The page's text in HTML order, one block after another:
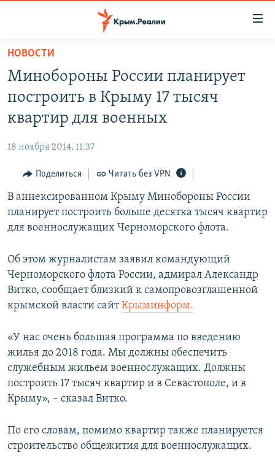
Вернуться
основному
содержанию
Вернутся
главной
навигации
Вернутся
поиску
НОВОСТИ
СПЕЦПРОЕКТЫ
11 ЛЕТ ОККУПАЦИИ КРЫМА. 11 ИСТОРИЙ СОПРОТИВЛЕНИЯ
ЕЩЕ
ИНТЕРАКТИВ
ИНФОГРАФИКА
ТЕЛЕПРОЕКТ КРЫМ.РЕАЛИИ
ПРОПАВШИЕ БЕЗ ВЕСТИ
ПОБЕДИТЕЛЕЙ НЕ СУДЯТ?
КРЫМ.НЕПОКОРЕННЫЙ
УКРАИНСКАЯ ПРОБЛЕМА КРЫМА
РАДІО СВОБОДА
КАК ОБОЙТИ БЛОКИРОВКУ
Українською
Qırımtatar
ПРИСОЕДИНЯЙТЕСЬ!
Все сайты RFE/RL
НОВОСТИ
Минобороны России планирует
построить в Крыму 17 тысяч
квартир для военных
18 ноября 2014, 11:37
Поделиться Читать без VPN
В аннексированном Крыму Минобороны России
планирует построить больше десятка тысяч квартир
для военнослужащих Черноморского флота.
Об этом журналистам заявил командующий
Черноморского флота России, адмирал Александр
Витко, сообщает близкий к самопровозглашенной
крымской власти сайтКрыминформ.
«У нас очень большая программа по введению
жилья до 2018 года. Мы должны обеспечить
служебным жильем военнослужащих. Должны
построить 17 тысяч квартир и в Севастополе, и в
Крыму», – сказал Витко.
По его словам, помимо квартир также планируется
строительство общежития для военнослужащих.